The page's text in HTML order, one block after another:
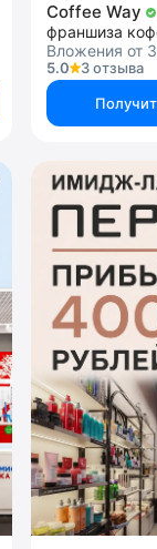
Coffee Way
франшиза
Вложения от
5.0
3 отзыва